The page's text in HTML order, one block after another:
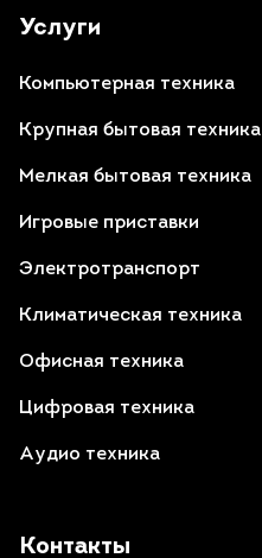
Контакты
Услуги
Компьютерная техника
Крупная бытовая техника
Мелкая бытовая техника
Игровые приставки
Электротранспорт
Климатическая техника
Офисная техника
Цифровая техника
Аудио техника